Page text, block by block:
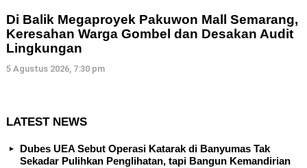
Di Balik Megaproyek Pakuwon Mall Semarang,
Keresahan Warga Gombel dan Desakan Audit
Lingkungan
5 Agustus 2026, 7:30 pm
LATEST NEWS
Dubes UEA Sebut Operasi Katarak di Banyumas Tak
Sekadar Pulihkan Penglihatan, tapi Bangun Kemandirian